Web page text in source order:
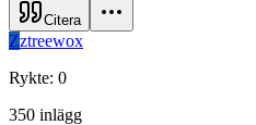
Citera
Zztreewox
Rykte: 0
350 inlägg